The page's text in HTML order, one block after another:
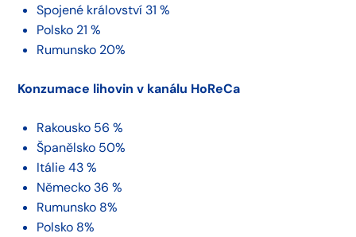
Spojené království 31 %
Polsko 21 %
Rumunsko 20%
Konzumace lihovin v kanálu HoReCa
Rakousko 56 %
Španělsko 50%
Itálie 43 %
Německo 36 %
Rumunsko 8%
Polsko 8%